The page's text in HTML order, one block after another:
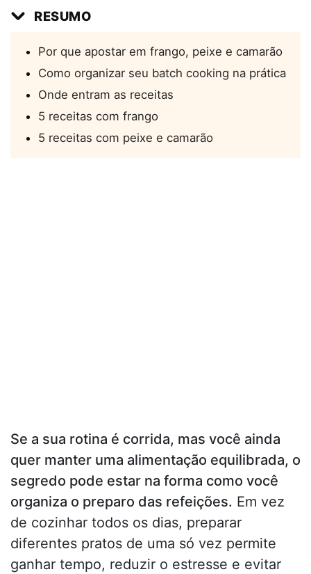
RESUMO
Por que apostar em frango, peixe e camarão
Como organizar seu batch cooking na prática
Onde entram as receitas
5 receitas com frango
5 receitas com peixe e camarão
Se a sua rotina é corrida, mas você ainda
quer manter uma alimentação equilibrada, o
segredo pode estar na forma como você
organiza o preparo das refeições. Em vez
de cozinhar todos os dias, preparar
diferentes pratos de uma só vez permite
ganhar tempo, reduzir o estresse e evitar